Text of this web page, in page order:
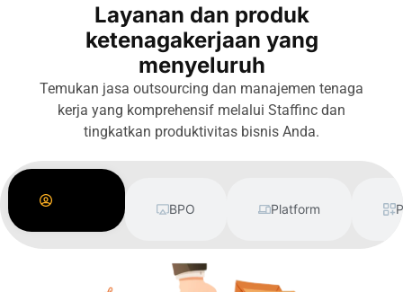
Layanan dan produk
ketenagakerjaan yang
menyeluruh
Temukan jasa outsourcing dan manajemen tenaga
kerja yang komprehensif melalui Staffinc dan
tingkatkan produktivitas bisnis Anda.
BPO Platform